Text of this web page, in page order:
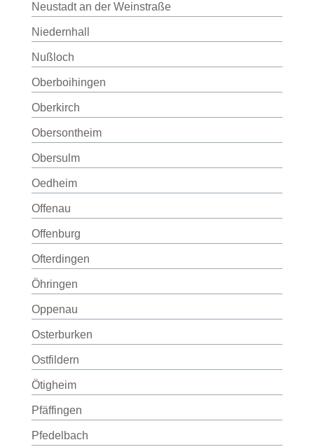
Neustadt an der Weinstraße
Niedernhall
Nußloch
Oberboihingen
Oberkirch
Obersontheim
Obersulm
Oedheim
Offenau
Offenburg
Ofterdingen
Öhringen
Oppenau
Osterburken
Ostfildern
Ötigheim
Pfäffingen
Pfedelbach